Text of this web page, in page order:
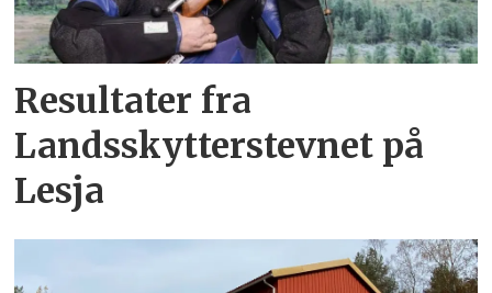
Resultater fra
Landsskytterstevnet på
Lesja